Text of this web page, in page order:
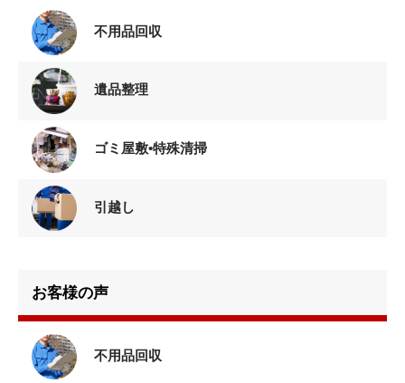
不用品回収
遺品整理
ゴミ屋敷•特殊清掃
引越し
お客様の声
不用品回収